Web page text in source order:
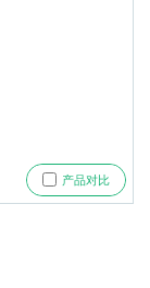
产品对比